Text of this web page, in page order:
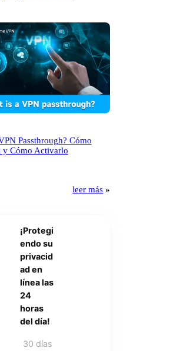
Passthrough? Cómo
y Cómo Activarlo
leer más »
¡Protegi
endo su
privacid
ad en
línea las
24
horas
del día!
30 días